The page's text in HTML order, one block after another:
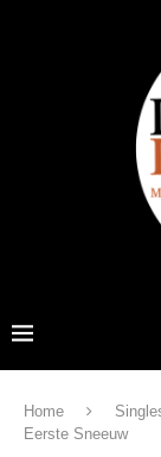
Home
Eerste Sneeuw